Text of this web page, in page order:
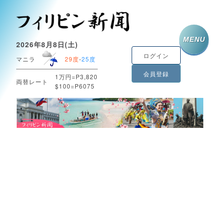
2026年8月8日(土)
マニラ 29度-25度
両替レート
1万円=P3,820
$100=P6075
ログイン
会員登録
MENU